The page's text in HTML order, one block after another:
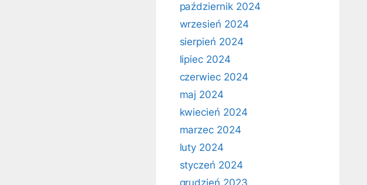
październik 2024
wrzesień 2024
sierpień 2024
lipiec 2024
czerwiec 2024
maj 2024
kwiecień 2024
marzec 2024
luty 2024
styczeń 2024
grudzień 2023